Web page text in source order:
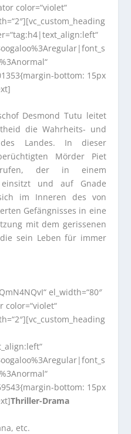
color=“violet“
bottom: 15px
Desmond Tutu leitet
die Wahrheits- und
des Landes. In dieser
Mörder Piet
der in einem
einsitzt und auf Gnade
im Inneren des von
Gefängnisses in eine
mit dem gerissenen
sein Leben für immer
el_width=“80″
color=“violet“
bottom: 15px
Thriller-Drama
etc.